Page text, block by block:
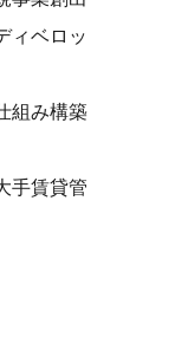
ィベロッ
組み構築
手賃貸管